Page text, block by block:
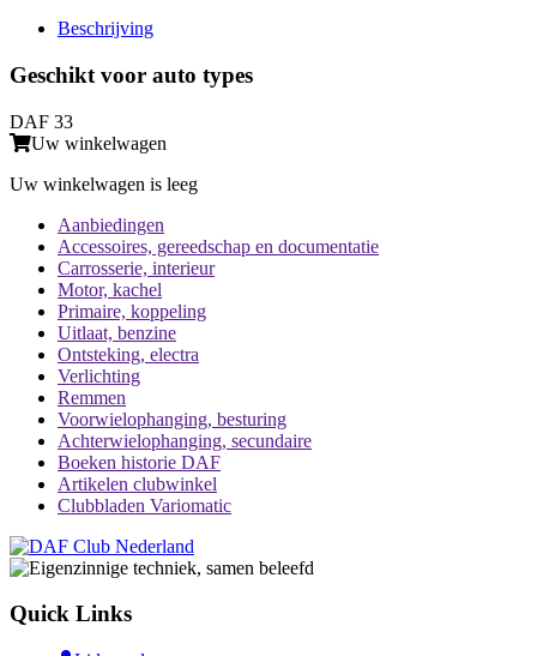
Beschrijving
Geschikt voor auto types
DAF 33
Uw winkelwagen
Uw winkelwagen is leeg
Aanbiedingen
Accessoires, gereedschap en documentatie
Carrosserie, interieur
Motor, kachel
Primaire, koppeling
Uitlaat, benzine
Ontsteking, electra
Verlichting
Remmen
Voorwielophanging, besturing
Achterwielophanging, secundaire
Boeken historie DAF
Artikelen clubwinkel
Clubbladen Variomatic
Quick Links